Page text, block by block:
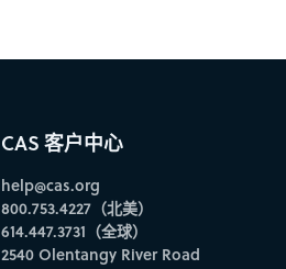
CAS 客户中心
help@cas.org
800.753.4227（北美）
614.447.3731（全球）
2540 Olentangy River Road